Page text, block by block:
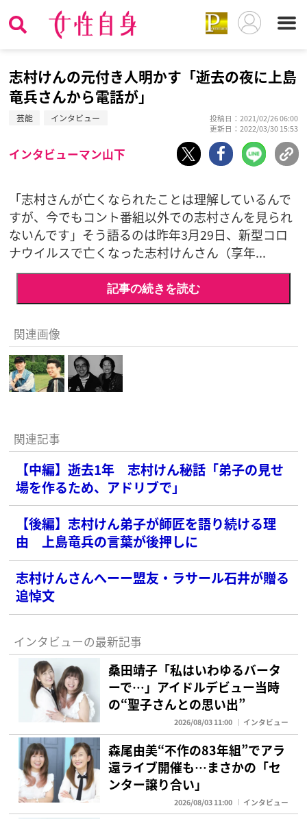
志村けんの元付き人明かす「逝去の夜に上島
竜兵さんから電話が」
芸能 インタビュー
投稿日：2021/02/26 06:00
更新日：2022/03/30 15:53
インタビューマン山下
「志村さんが亡くなられたことは理解しているんで
すが、今でもコント番組以外での志村さんを見られ
ないんです」そう語るのは昨年3月29日、新型コロ
ナウイルスで亡くなった志村けんさん（享年...
記事の続きを読む
関連画像
関連記事
【中編】逝去1年 志村けん秘話「弟子の見せ
場を作るため、アドリブで」
【後編】志村けん弟子が師匠を語り続ける理
由 上島竜兵の言葉が後押しに
志村けんさんへーー盟友・ラサール石井が贈る
追悼文
インタビューの最新記事
桑田靖子「私はいわゆるバータ
ーで…」アイドルデビュー当時
の“聖子さんとの思い出”
2026/08/03 11:00 インタビュー
森尾由美“不作の83年組”でアラ
還ライブ開催も…まさかの「セ
ンター譲り合い」
2026/08/03 11:00 インタビュー